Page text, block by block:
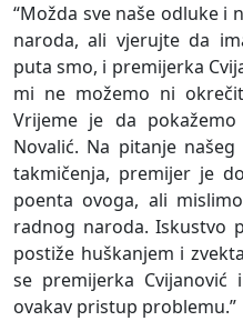
“Možda sve naše odluke i
naroda, ali vjerujte da
puta smo, i premijerka
mi ne možemo ni
Vrijeme je da
Novalić. Na pitanje
takmičenja, premijer je
poenta ovoga, ali
radnog naroda. Iskustvo
postiže huškanjem i
se premijerka
ovakav pristup problemu.”